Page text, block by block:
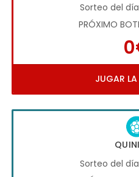
Sorteo del
PRÓXIMO
JUGAR
Sorteo del